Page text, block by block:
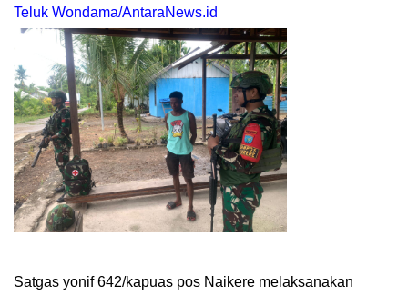
Teluk Wondama/AntaraNews.id
Satgas yonif 642/kapuas pos Naikere melaksanakan